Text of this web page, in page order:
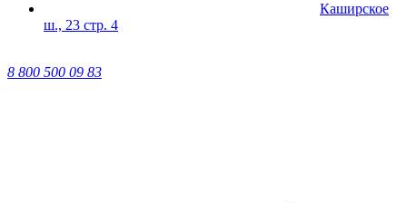
Каширское
ш., 23 стр. 4
8 800 500 09 83